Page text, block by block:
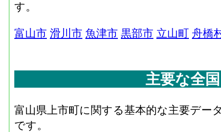
す。
富山市 滑川市 魚津市 黒部市 立山町 舟橋
主要な全
富山県上市町に関する基本的な主要デ
です。